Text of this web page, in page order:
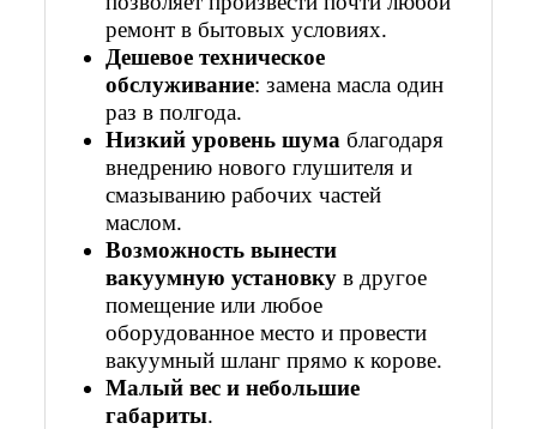
ремонт в бытовых условиях.
Дешевое техническое
обслуживание: замена масла один
раз в полгода.
Низкий уровень шума благодаря
внедрению нового глушителя и
смазыванию рабочих частей
маслом.
Возможность вынести
вакуумную установку в другое
помещение или любое
оборудованное место и провести
вакуумный шланг прямо к корове.
Малый вес и небольшие
габариты.